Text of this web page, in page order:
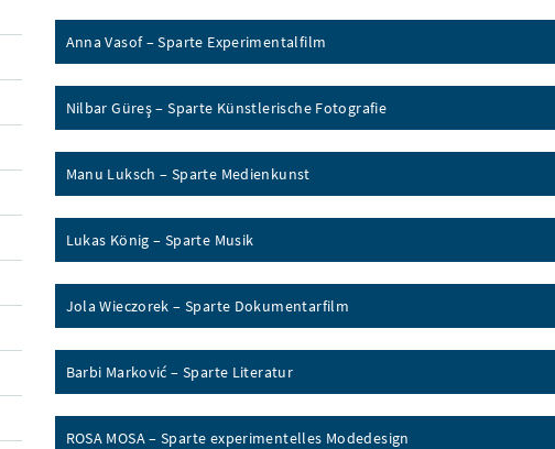
Anna Vasof – Sparte Experimentalfilm
Nilbar Güreş – Sparte Künstlerische Fotografie
Manu Luksch – Sparte Medienkunst
Lukas König – Sparte Musik
Jola Wieczorek – Sparte Dokumentarfilm
Barbi Marković – Sparte Literatur
ROSA MOSA – Sparte experimentelles Modedesign